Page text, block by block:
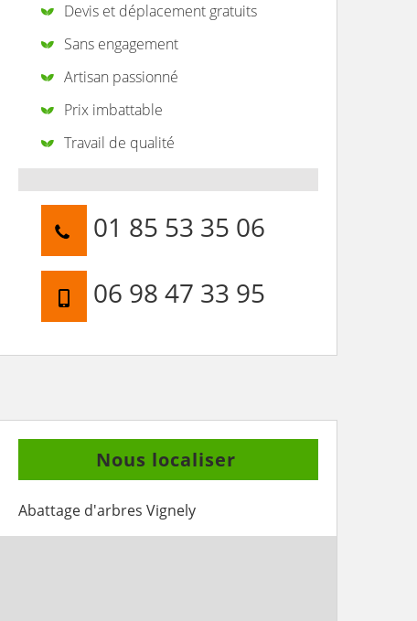
Devis et déplacement gratuits
Sans engagement
Artisan passionné
Prix imbattable
Travail de qualité
01 85 53 35 06
06 98 47 33 95
Nous localiser
Abattage d'arbres Vignely